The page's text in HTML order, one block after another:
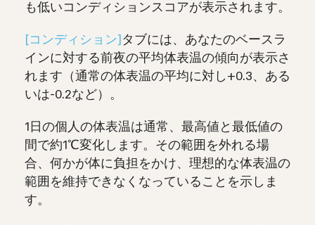
も低いコンディションスコアが表示されます。
[コンディション] タブには、あなたのベースラ
インに対する前夜の平均体表温の傾向が表示さ
れます（通常の体表温の平均に対し+0.3、ある
いは-0.2など）。
1日の個人の体表温は通常、最高値と最低値の
間で約1℃変化します。その範囲を外れる場
合、何かが体に負担をかけ、理想的な体表温の
範囲を維持できなくなっていることを示しま
す。